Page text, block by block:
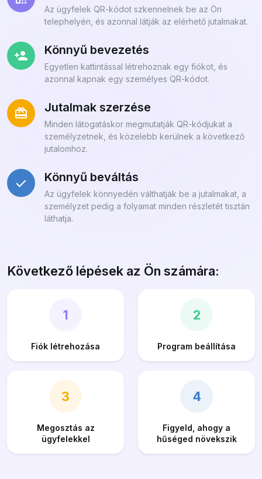
Az ügyfelek QR-kódot szkennelnek be az Ön
telephelyén, és azonnal látják az elérhető jutalmakat.
Könnyű bevezetés
Egyetlen kattintással létrehoznak egy fiókot, és
azonnal kapnak egy személyes QR-kódot.
Jutalmak szerzése
Minden látogatáskor megmutatják QR-kódjukat a
személyzetnek, és közelebb kerülnek a következő
jutalomhoz.
Könnyű beváltás
Az ügyfelek könnyedén válthatják be a jutalmakat, a
személyzet pedig a folyamat minden részletét tisztán
láthatja.
Következő lépések az Ön számára:
1
Fiók létrehozása
2
Program beállítása
3
Megosztás az
ügyfelekkel
4
Figyeld, ahogy a
hűséged növekszik